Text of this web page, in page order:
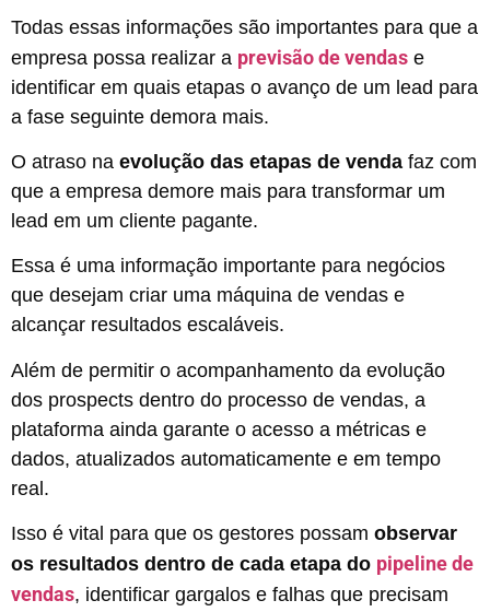
Todas essas informações são importantes para que a
empresa possa realizar a previsão de vendas e
identificar em quais etapas o avanço de um lead para
a fase seguinte demora mais.
O atraso na evolução das etapas de venda faz com
que a empresa demore mais para transformar um
lead em um cliente pagante.
Essa é uma informação importante para negócios
que desejam criar uma máquina de vendas e
alcançar resultados escaláveis.
Além de permitir o acompanhamento da evolução
dos prospects dentro do processo de vendas, a
plataforma ainda garante o acesso a métricas e
dados, atualizados automaticamente e em tempo
real.
Isso é vital para que os gestores possam observar
os resultados dentro de cada etapa do pipeline de
vendas, identificar gargalos e falhas que precisam